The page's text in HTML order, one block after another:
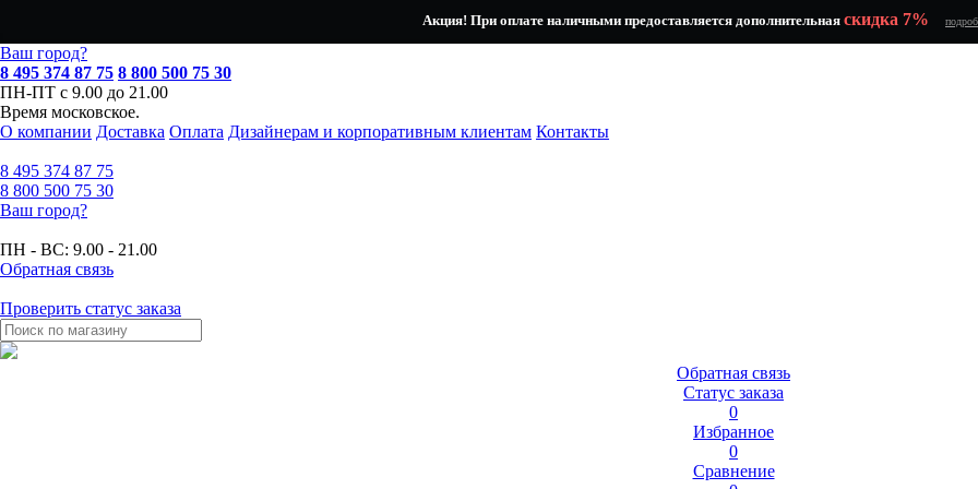
Акция! При оплате наличными предоставляется дополнительная скидка 7%
Ваш город?
8 495 374 87 75 8 800 500 75 30
ПН-ПТ с 9.00 до 21.00
Время московское.
О компании Доставка Оплата Дизайнерам и корпоративным клиентам Контакты
8 495 374 87 75
8 800 500 75 30
Ваш город?
ПН - ВС: 9.00 - 21.00
Обратная связь
Проверить статус заказа
Обратная связь
Статус заказа
0
Избранное
0
Сравнение